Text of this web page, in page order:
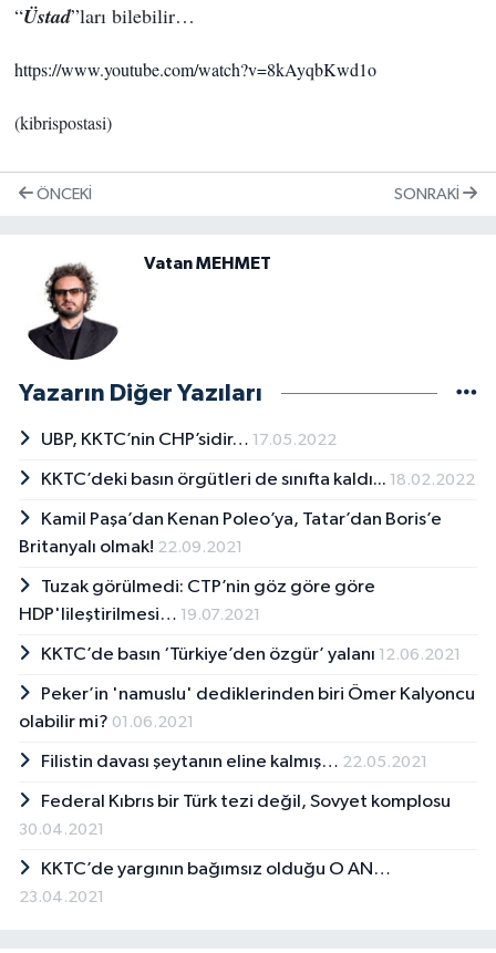
“Üstad”ları bilebilir…
https://www.youtube.com/watch?v=8kAyqbKwd1o
(kibrispostasi)
ÖNCEKI SONRAKI
Vatan MEHMET
Yazarın Diğer Yazıları
UBP, KKTC’nin CHP’sidir… 17.05.2022
KKTC’deki basın örgütleri de sınıfta kaldı... 18.02.2022
Kamil Paşa’dan Kenan Poleo’ya, Tatar’dan Boris’e
Britanyalı olmak! 22.09.2021
Tuzak görülmedi: CTP’nin göz göre göre
HDP'lileştirilmesi… 19.07.2021
KKTC’de basın ‘Türkiye’den özgür’ yalanı 12.06.2021
Peker’in 'namuslu' dediklerinden biri Ömer Kalyoncu
olabilir mi? 01.06.2021
Filistin davası şeytanın eline kalmış… 22.05.2021
Federal Kıbrıs bir Türk tezi değil, Sovyet komplosu
30.04.2021
KKTC’de yargının bağımsız olduğu O AN…
23.04.2021